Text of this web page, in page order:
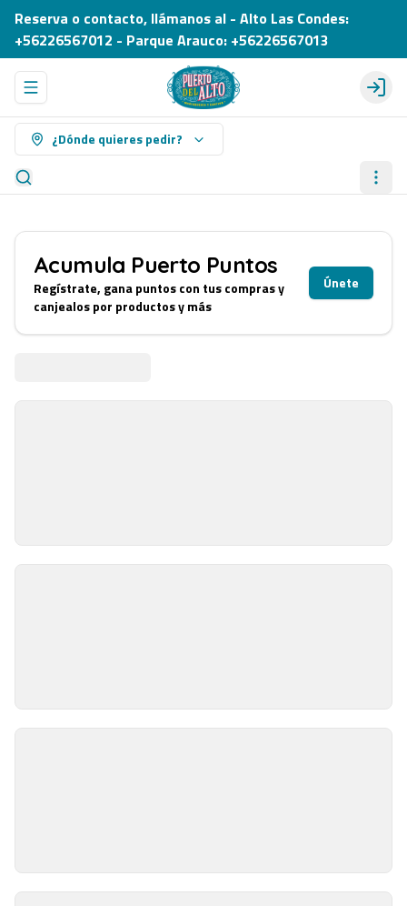
Reserva o contacto, llámanos al - Alto Las Condes:
+56226567012 - Parque Arauco: +56226567013
Abrir menu de navegación Login
¿Dónde quieres pedir?
Acumula Puerto Puntos
Regístrate, gana puntos con tus compras y
canjealos por productos y más
Únete